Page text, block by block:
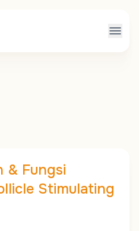
& Fungsi
Stimulating